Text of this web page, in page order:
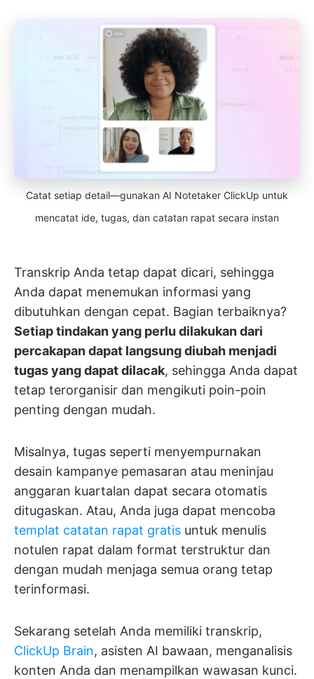
Catat setiap detail—gunakan AI Notetaker ClickUp untuk
mencatat ide, tugas, dan catatan rapat secara instan
Transkrip Anda tetap dapat dicari, sehingga
Anda dapat menemukan informasi yang
dibutuhkan dengan cepat. Bagian terbaiknya?
Setiap tindakan yang perlu dilakukan dari
percakapan dapat langsung diubah menjadi
tugas yang dapat dilacak, sehingga Anda dapat
tetap terorganisir dan mengikuti poin-poin
penting dengan mudah.
Misalnya, tugas seperti menyempurnakan
desain kampanye pemasaran atau meninjau
anggaran kuartalan dapat secara otomatis
ditugaskan. Atau, Anda juga dapat mencoba
templat catatan rapat gratis untuk menulis
notulen rapat dalam format terstruktur dan
dengan mudah menjaga semua orang tetap
terinformasi.
Sekarang setelah Anda memiliki transkrip,
ClickUp Brain, asisten AI bawaan, menganalisis
konten Anda dan menampilkan wawasan kunci.